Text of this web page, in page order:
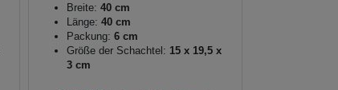
Breite: 40 cm
Länge: 40 cm
Packung: 6 cm
Größe der Schachtel: 15 x 19,5 x
3 cm